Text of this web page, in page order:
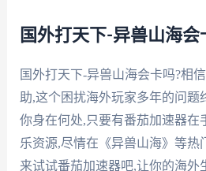
国外打天下-异兽山海会
国外打天下-异兽山海会卡吗?相
助,这个困扰海外玩家多年的问题
你身在何处,只要有番茄加速器在
乐资源,尽情在《异兽山海》等热
来试试番茄加速器吧,让你的海外